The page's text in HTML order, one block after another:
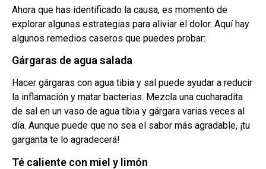
Ahora que has identificado la causa, es momento de
explorar algunas estrategias para aliviar el dolor. Aquí hay
algunos remedios caseros que puedes probar:
Gárgaras de agua salada
Hacer gárgaras con agua tibia y sal puede ayudar a reducir
la inflamación y matar bacterias. Mezcla una cucharadita
de sal en un vaso de agua tibia y gárgara varias veces al
día. Aunque puede que no sea el sabor más agradable, ¡tu
garganta te lo agradecerá!
Té caliente con miel y limón